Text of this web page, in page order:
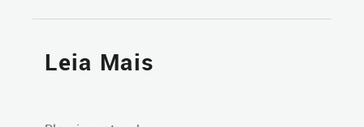
Leia Mais